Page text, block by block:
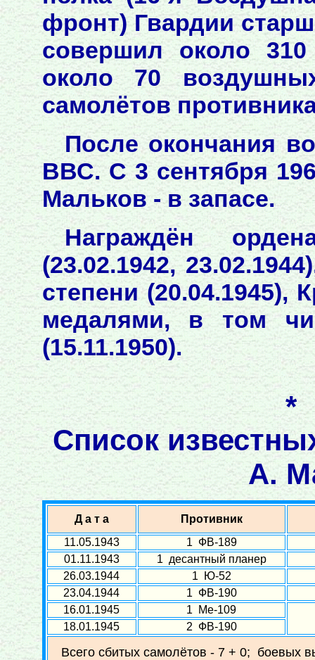
фронт) Гвардии
совершил около
около 70
самолётов
После окончания
ВВС. С 3 сентября
Мальков - в запасе.
Награждён
(23.02.1942,
степени (20.04.1945),
медалями, в том
(15.11.1950).
Список
А.
Д а т а
Противник
11.05.1943
1 ФВ-189
01.11.1943
1 десантный планер
26.03.1944
1 Ю-52
23.04.1944
1 ФВ-190
16.01.1945
1 Ме-109
18.01.1945
2 ФВ-190
Всего сбитых самолётов - 7 + 0; боевых